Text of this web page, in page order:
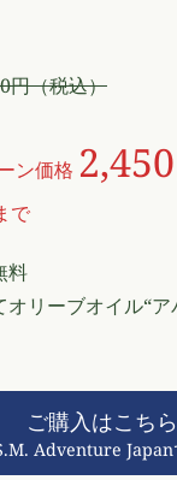
円（税込）
ン価格
で
料
リーブオイル“ア
ご購入はこちら
Adventure Japan